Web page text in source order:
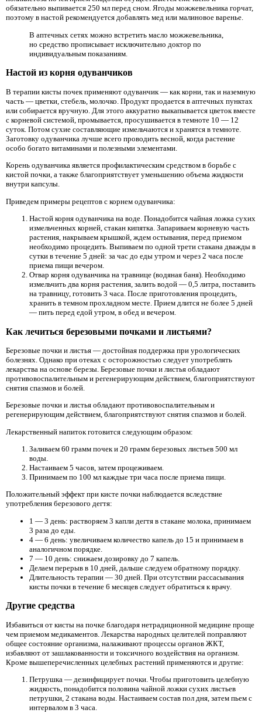
обязательно выпивается 250 мл перед сном. Ягоды можжевельника горчат,
поэтому в настой рекомендуется добавлять мед или малиновое варенье.
В аптечных сетях можно встретить масло можжевельника,
но средство прописывает исключительно доктор по
индивидуальным показаниям.
Настой из корня одуванчиков
В терапии кисты почек применяют одуванчик — как корни, так и наземную
часть — цветки, стебель, молочко. Продукт продается в аптечных пунктах
или собирается вручную. Для этого аккуратно выкапывается цветок вместе
с корневой системой, промывается, просушивается в темноте 10 — 12
суток. Потом сухие составляющие измельчаются и хранятся в темноте.
Заготовку одуванчика лучше всего проводить весной, когда растение
особо богато витаминами и полезными элементами.
Корень одуванчика является профилактическим средством в борьбе с
кистой почки, а также благоприятствует уменьшению объема жидкости
внутри капсулы.
Приведем примеры рецептов с корнем одуванчика:
Настой корня одуванчика на воде. Понадобится чайная ложка сухих
измельченных корней, стакан кипятка. Запариваем корневую часть
растения, накрываем крышкой, ждем остывания, перед приемом
необходимо процедить. Выпиваем по одной трети стакана дважды в
сутки в течение 5 дней: за час до еды утром и через 2 часа после
приема пищи вечером.
Отвар корня одуванчика на травнице (водяная баня). Необходимо
измельчить два корня растения, залить водой — 0,5 литра, поставить
на травницу, готовить 3 часа. После приготовления процедить,
хранить в темном прохладном месте. Прием длится не более 5 дней
— пить перед едой утром, в обед и вечером.
Как лечиться березовыми почками и листьями?
Березовые почки и листья — достойная поддержка при урологических
болезнях. Однако при отеках с осторожностью следует употреблять
лекарства на основе березы. Березовые почки и листья обладают
противовоспалительным и регенерирующим действием, благоприятствуют
снятия спазмов и болей.
Березовые почки и листья обладают противовоспалительным и
регенерирующим действием, благоприятствуют снятия спазмов и болей.
Лекарственный напиток готовится следующим образом:
Заливаем 60 грамм почек и 20 грамм березовых листьев 500 мл
воды.
Настаиваем 5 часов, затем процеживаем.
Принимаем по 100 мл каждые три часа после приема пищи.
Положительный эффект при кисте почки наблюдается вследствие
употребления березового дегтя:
1 — 3 день: растворяем 3 капли дегтя в стакане молока, принимаем
3 раза до еды.
4 — 6 день: увеличиваем количество капель до 15 и принимаем в
аналогичном порядке.
7 — 10 день: снижаем дозировку до 7 капель.
Делаем перерыв в 10 дней, дальше следуем обратному порядку.
Длительность терапии — 30 дней. При отсутствии рассасывания
кисты почки в течение 6 месяцев следует обратиться к врачу.
Другие средства
Избавиться от кисты на почке благодаря нетрадиционной медицине проще
чем приемом медикаментов. Лекарства народных целителей поправляют
общее состояние организма, налаживают процессы органов ЖКТ,
избавляют от зашлакованности и токсичного воздействия на организм.
Кроме вышеперечисленных целебных растений применяются и другие:
Петрушка — дезинфицирует почки. Чтобы приготовить целебную
жидкость, понадобится половина чайной ложки сухих листьев
петрушки, 2 стакана воды. Настаиваем состав пол дня, затем пьем с
интервалом в 3 часа.